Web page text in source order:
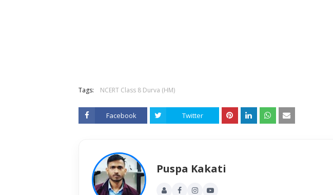
Tags: NCERT Class 8 Durva (HM)
Facebook Twitter
Puspa Kakati